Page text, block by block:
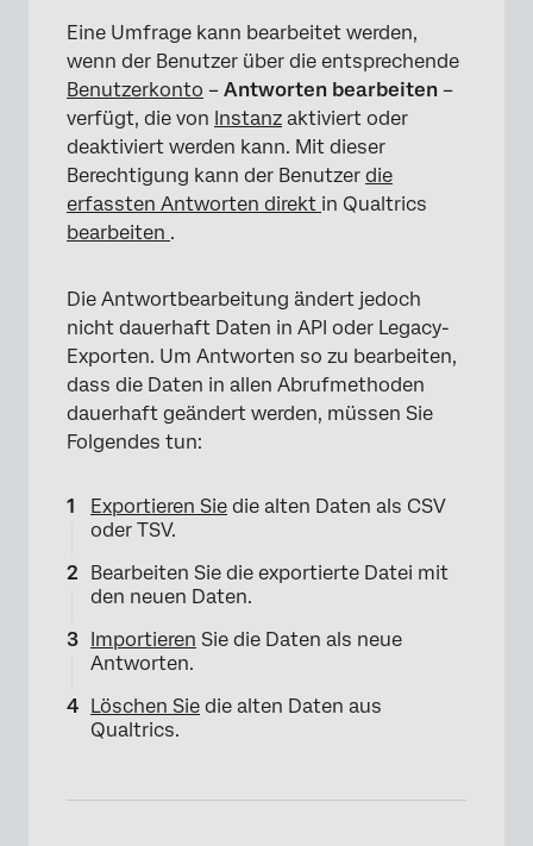
Eine Umfrage kann bearbeitet werden,
wenn der Benutzer über die entsprechende
Benutzerkonto – Antworten bearbeiten –
verfügt, die von Instanz aktiviert oder
deaktiviert werden kann. Mit dieser
Berechtigung kann der Benutzer die
erfassten Antworten direkt in Qualtrics
bearbeiten .
Die Antwortbearbeitung ändert jedoch
nicht dauerhaft Daten in API oder Legacy-
Exporten. Um Antworten so zu bearbeiten,
dass die Daten in allen Abrufmethoden
dauerhaft geändert werden, müssen Sie
Folgendes tun:
Exportieren Sie die alten Daten als CSV
oder TSV.
Bearbeiten Sie die exportierte Datei mit
den neuen Daten.
Importieren Sie die Daten als neue
Antworten.
Löschen Sie die alten Daten aus
Qualtrics.